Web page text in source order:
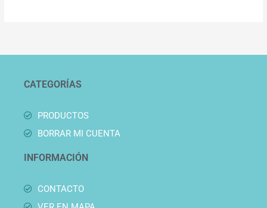
CATEGORÍAS
PRODUCTOS
BORRAR MI CUENTA
INFORMACIÓN
CONTACTO